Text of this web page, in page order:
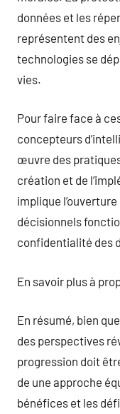
données et les
représentent des
technologies se
vies.
Pour faire face à
concepteurs
œuvre des
création et de
implique
décisionnels
confidentialité des
En savoir plus à
En résumé, bien
des perspectives
progression doit
de une approche
bénéfices et les